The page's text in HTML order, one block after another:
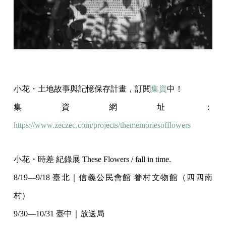
小花・土地故事與記憶保存計畫，訂閱集資中！
集資網址：
https://www.zeczec.com/projects/thememoriesofflowers
小花・時差 紀錄展 These Flowers / fall in time.
8/19—9/18 臺北｜信義公民會館 眷村文物館（四四南
村）
9/30—10/31 臺中｜放送局